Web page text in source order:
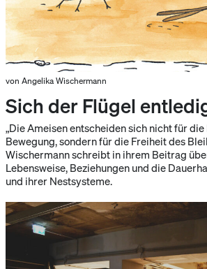
von Angelika Wischermann
Sich der Flügel
„Die Ameisen entscheiden sich nicht für
Bewegung, sondern für die Freiheit des
Wischermann schreibt in ihrem Beitrag
Lebensweise, Beziehungen und die
und ihrer Nestsysteme.